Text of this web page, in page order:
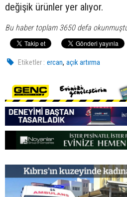
değişik ürünler yer alıyor.
Bu haber toplam 3650 defa
Etiketler : ercan,açık artırma